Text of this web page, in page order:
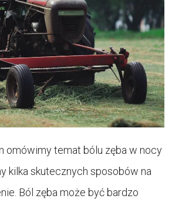
omówimy temat bólu zęba w nocy
kilka skutecznych sposobów na
Ból zęba może być bardzo